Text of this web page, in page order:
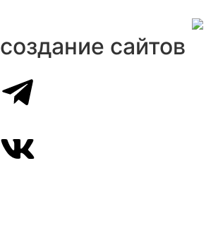
создание сайтов